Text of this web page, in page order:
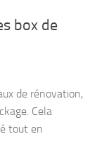
box de
de rénovation,
Cela
tout en